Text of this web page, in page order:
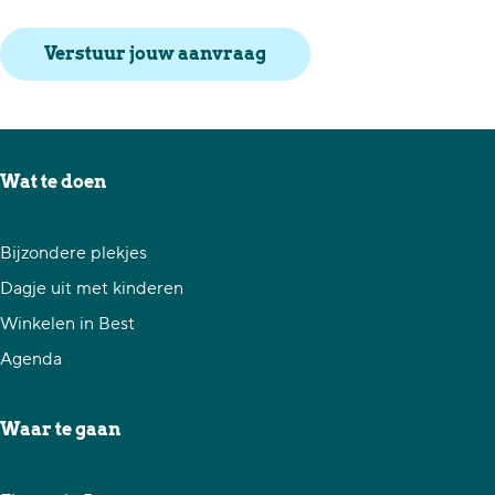
Verstuur jouw aanvraag
Wat te doen
Bijzondere plekjes
Dagje uit met kinderen
Winkelen in Best
Agenda
Waar te gaan